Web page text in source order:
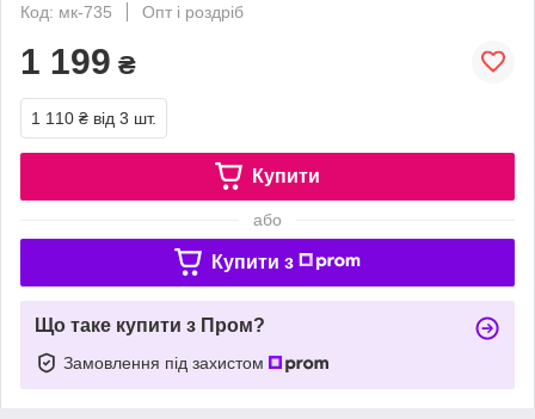
Код: мк-735
Опт і роздріб
1 199 ₴
1 110 ₴ від 3 шт.
Купити
або
Купити з
Що таке купити з Пром?
Замовлення під захистом